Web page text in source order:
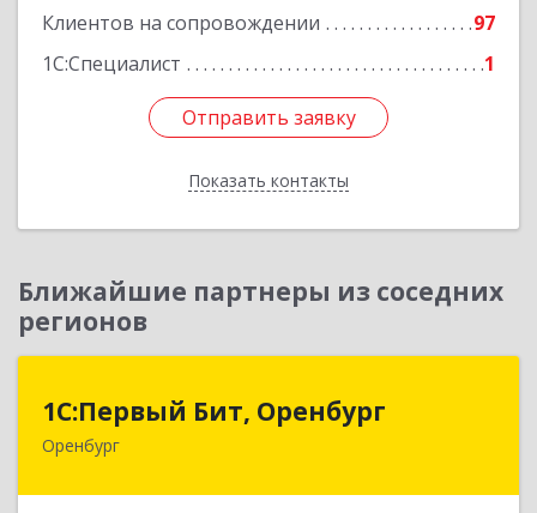
Клиентов на сопровождении
97
1С:Специалист
1
Отправить заявку
Показать контакты
Отправить заявку
Назад
Ближайшие партнеры из соседних
регионов
1С:Первый Бит, Оренбург
Оренбург
1С:Первый Бит, Оренбург
460044, Оренбургская обл, Оренбург, Березка